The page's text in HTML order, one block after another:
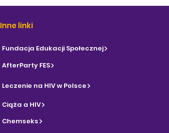
Inne linki
Fundacja Edukacji Społecznej
AfterParty FES
Leczenie na HIV w Polsce
Ciąża a HIV
Chemseks